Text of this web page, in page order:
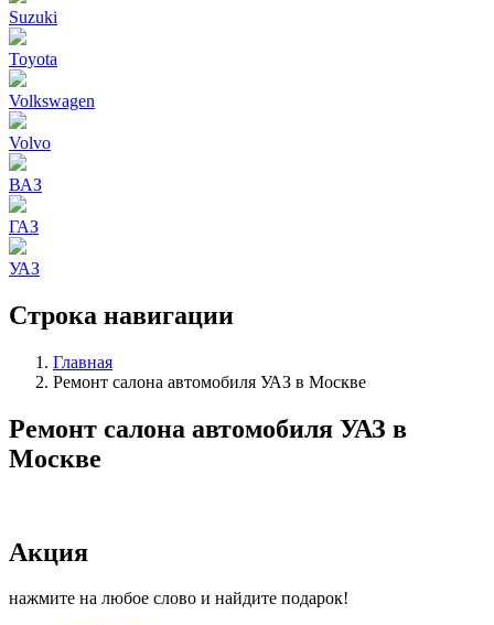
Suzuki
Toyota
Volkswagen
Volvo
ВАЗ
ГАЗ
УАЗ
Строка навигации
Главная
Ремонт салона автомобиля УАЗ в Москве
Ремонт салона автомобиля УАЗ в
Москве
Акция
нажмите на любое слово и найдите подарок!